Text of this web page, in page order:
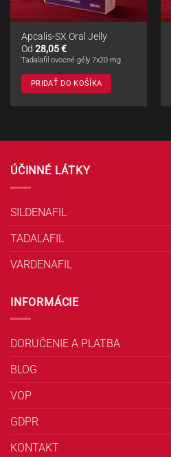
Apcalis-SX Oral Jelly
Od28,05€
Tadalafil ovocné gély 7x20 mg
PRIDAŤ DO KOŠÍKA
ÚČINNÉ LÁTKY
SILDENAFIL
TADALAFIL
VARDENAFIL
INFORMÁCIE
DORUČENIE A PLATBA
BLOG
VOP
GDPR
KONTAKT